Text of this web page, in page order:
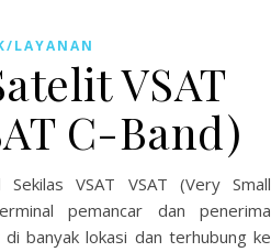
LAYANAN
VSAT
C-Band)
VSAT VSAT (Very Small
pemancar dan penerima
banyak lokasi dan terhubung ke